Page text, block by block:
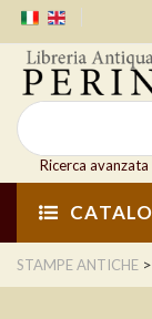
Ricerca avanzata
STAMPE ANTICHE >